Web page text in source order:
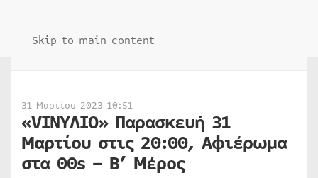
Skip to main content
31 Μαρτίου 2023 10:51
«VINYΛΙΟ» Παρασκευή 31
Μαρτίου στις 20:00, Αφιέρωμα
στα 00s – Β’ Μέρος